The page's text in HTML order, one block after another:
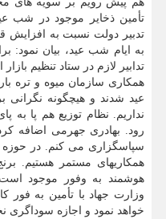
تأمین ذخایر موجود در شب
تدبیر دولت نسبت به افزایش
به ایام شب عید، بیان نمود:
تدابیر لازم در ستاد تنظیم
همکاری سازمان میوه و تره
عید شدند و هیچگونه نگرانی
نداریم. نظام توزیع هم پا به
رود. بهادری جهرمی اضافه
سپاسگزاری می کنم. در حوزه
همکاریهای مستمر هستیم.
هوشمند به وفور موجود است
وزارت جهاد با تأمین به فور
خواهد نمود و اجازه سوداگری